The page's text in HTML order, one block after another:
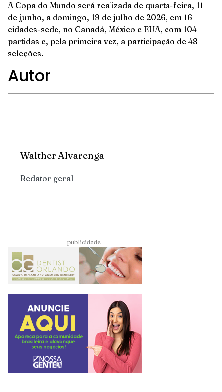
A Copa do Mundo será realizada de quarta-feira, 11
de junho, a domingo, 19 de julho de 2026, em 16
cidades-sede, no Canadá, México e EUA, com 104
partidas e, pela primeira vez, a participação de 48
seleções.
Autor
Walther Alvarenga
Redator geral
____________________publicidade___________________